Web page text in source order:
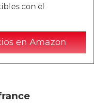
con el
en Amazon